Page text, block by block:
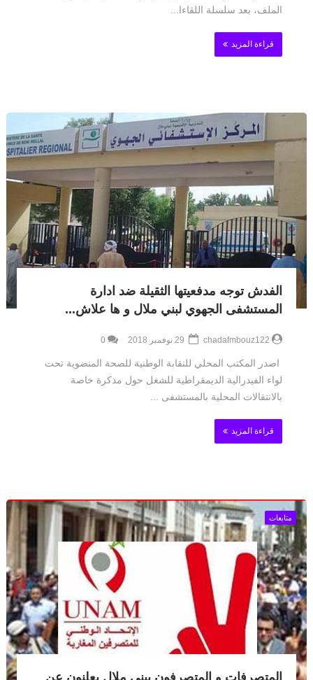
الملف، بعد سلسلة اللقاءا...
قراءة المزيد
الفدش توجه مدفعيتها الثقيلة ضد ادارة
المستشفى الجهوي لبني ملال و ها علاش...
chadafmbouz122
0
اصدر المكتب المحلي للنقابة الوطنية للصحة المنضوية تحت
لواء الفيدرالية الديمقراطية للشغل حول مذكرة خاصة
بالانتقالات المحلية بالمستشفى ...
قراءة المزيد
متابعات